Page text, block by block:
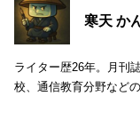
寒天 か
ライター歴26年。月刊
校、通信教育分野など